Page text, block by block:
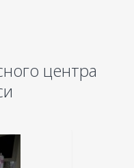
центра